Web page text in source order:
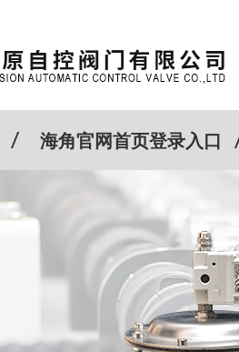
海角官网首页登录入口
例 Cv计算器